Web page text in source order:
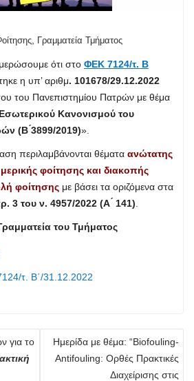
Γραμματεία Τμήματος
ότι στο ΦΕΚ 7124/τ. Β
η υπ’ αριθμ. 101678/29.12.2022
του Πανεπιστημίου Πατρών με θέμα
Κανονισμού του
(Β ́3899/2019)».
περιλαμβάνονται θέματα ανώτατης
φοίτησης και διακοπής
φοίτησης με βάσει τα οριζόμενα στα
3 του ν. 4957/2022 (Α ́ 141)
του Τμήματος
τ. Β΄/31.12.2022
για το
Ημερίδα με θέμα: “Βiofouling-
Antifouling: Ορθές Πρακτικές
Διαχείρισης στις